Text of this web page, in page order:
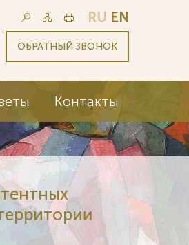
RU EN
ОБРАТНЫЙ ЗВОНОК
Контакты